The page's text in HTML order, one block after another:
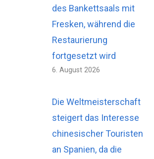
des Bankettsaals mit
Fresken, während die
Restaurierung
fortgesetzt wird
6. August 2026
Die Weltmeisterschaft
steigert das Interesse
chinesischer Touristen
an Spanien, da die